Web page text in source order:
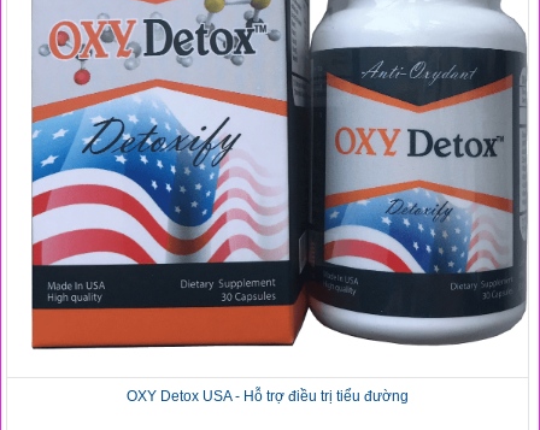
OXY Detox USA - Hỗ trợ điều trị tiểu đường